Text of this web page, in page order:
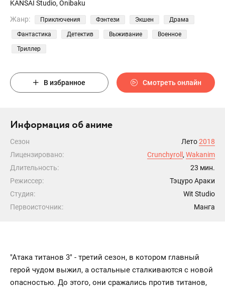
KANSAI Studio, Onibaku
Жанр:
Приключения Фэнтези Экшен Драма
Фантастика Детектив Выживание Военное
Триллер
В избранное Смотреть онлайн
Информация об аниме
Сезон Лето2018
Лицензировано:
Crunchyroll , Wakanim
Длительность:
23 мин.
Режиссер:
Тэцуро Араки
Студия:
Wit Studio
Первоисточник:
Манга
"Атака титанов 3" - третий сезон, в котором главный
герой чудом выжил, а остальные сталкиваются с новой
опасностью. До этого, они сражались против титанов,